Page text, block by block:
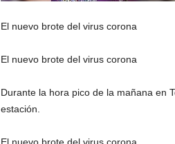
El nuevo brote del virus corona
El nuevo brote del virus corona
Durante la hora pico de la mañana en
estación.